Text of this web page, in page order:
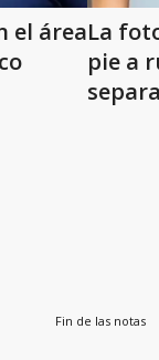
el áreaLa
pie a
Fin de las notas